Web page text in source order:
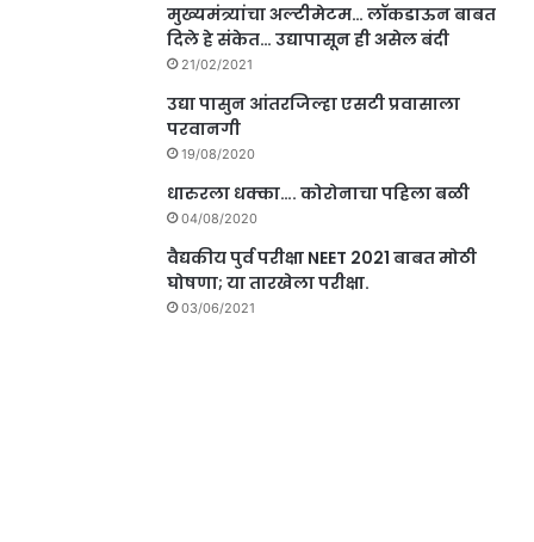
मुख्यमंत्र्यांचा अल्टीमेटम… लॉकडाऊन बाबत
दिले हे संकेत… उद्यापासून ही असेल बंदी
21/02/2021
उद्या पासुन आंतरजिल्हा एसटी प्रवासाला
परवानगी
19/08/2020
धारुरला धक्का…. कोरोनाचा पहिला बळी
04/08/2020
वैद्यकीय पुर्व परीक्षा NEET 2021 बाबत मोठी
घोषणा; या तारखेला परीक्षा.
03/06/2021